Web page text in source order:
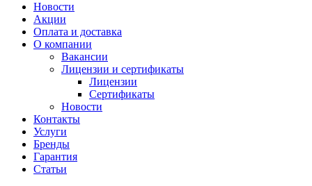
Новости
Акции
Оплата и доставка
О компании
Вакансии
Лицензии и сертификаты
Лицензии
Сертификаты
Новости
Контакты
Услуги
Бренды
Гарантия
Статьи